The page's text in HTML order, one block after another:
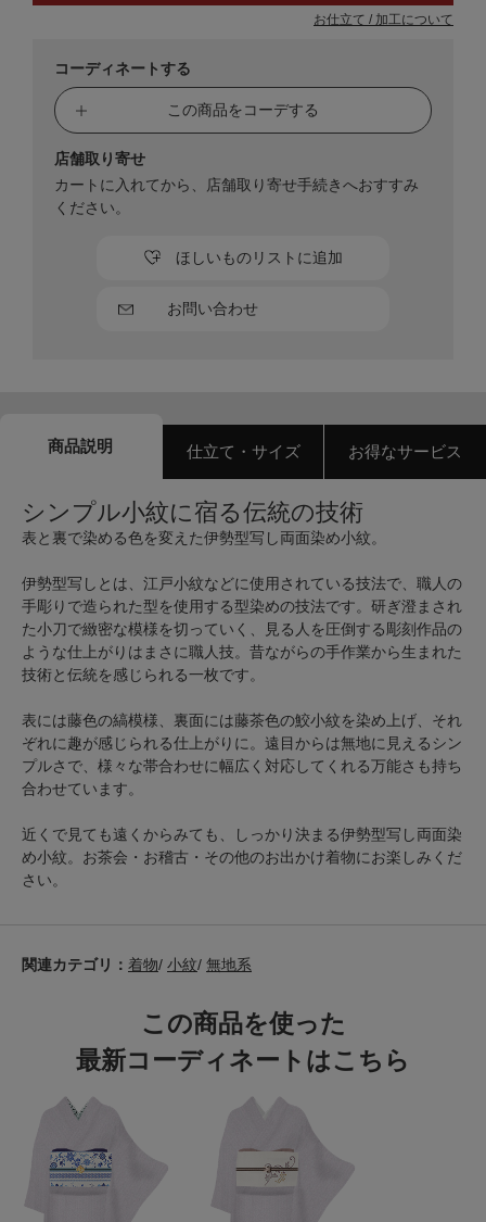
お仕立て / 加工について
コーディネートする
この商品をコーデする
お問い合わせ
ほしいものリストに追加
店舗取り寄せ
カートに入れてから、店舗取り寄せ手続きへおすすみ
ください。
商品説明 仕立て・サイズ お得なサービス
シンプル小紋に宿る伝統の技術
表と裏で染める色を変えた伊勢型写し両面染め小紋。
伊勢型写しとは、江戸小紋などに使用されている技法で、職人の
手彫りで造られた型を使用する型染めの技法です。研ぎ澄まされ
た小刀で緻密な模様を切っていく、見る人を圧倒する彫刻作品の
ような仕上がりはまさに職人技。昔ながらの手作業から生まれた
技術と伝統を感じられる一枚です。
表には藤色の縞模様、裏面には藤茶色の鮫小紋を染め上げ、それ
ぞれに趣が感じられる仕上がりに。遠目からは無地に見えるシン
プルさで、様々な帯合わせに幅広く対応してくれる万能さも持ち
合わせています。
近くで見ても遠くからみても、しっかり決まる伊勢型写し両面染
め小紋。お茶会・お稽古・その他のお出かけ着物にお楽しみくだ
さい。
関連カテゴリ： 着物/ 小紋/ 無地系
この商品を使った
最新コーディネートはこちら